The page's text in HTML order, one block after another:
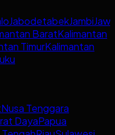
JabodetabekJambi
BaratKalimantan
TimurKalimantan
Nusa Tenggara
DayaPapua